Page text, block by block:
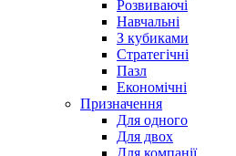
Розвиваючі
Навчальні
З кубиками
Стратегічні
Пазл
Економічні
Призначення
Для одного
Для двох
Для компанії